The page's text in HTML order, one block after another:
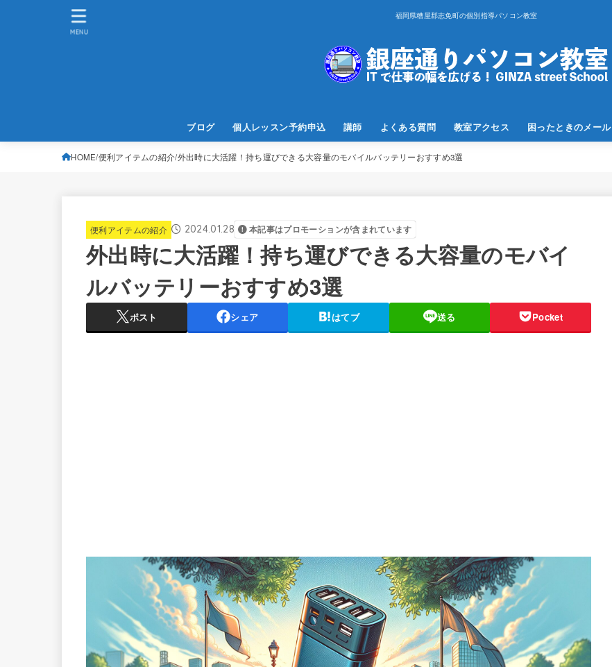
福岡県糟屋郡志免町の個別指導パソコン教室
ブログ 個人レッスン予約申込 講師 よくある質問 教室アクセス 困ったときのメール
MENU
HOME 便利アイテムの紹介 外出時に大活躍！持ち運びできる大容量のモバイルバッテリーおすすめ3選
便利アイテムの紹介 2024.01.28 本記事はプロモーションが含まれています
外出時に大活躍！持ち運びできる大容量のモバイ
ルバッテリーおすすめ3選
ポスト シェア はてブ 送る Pocket